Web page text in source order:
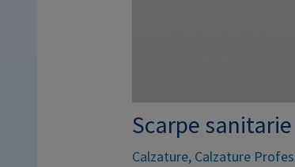
Scarpe
Calzature, Calzature